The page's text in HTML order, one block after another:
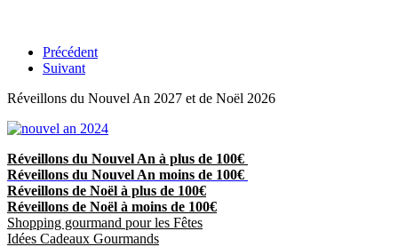
Précédent
Suivant
Réveillons du Nouvel An 2027 et de Noël 2026
Réveillons du Nouvel An à plus de 100€
Réveillons du Nouvel An moins de 100€
Réveillons de Noël à plus de 100€
Réveillons de Noël à moins de 100€
Shopping gourmand pour les Fêtes
Idées Cadeaux Gourmands